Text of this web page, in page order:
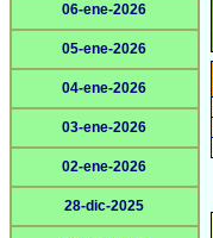
06-ene-2026
05-ene-2026
04-ene-2026
03-ene-2026
02-ene-2026
28-dic-2025